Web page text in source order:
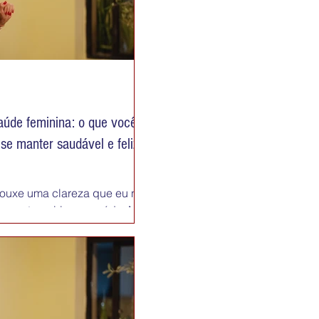
feminina: o que você
manter saudável e feliz
uma clareza que eu não
terceirizar a saúde. Não
sobrar energia ou
ou a vida escolhe
sente que vive no
mundo menos de si,
perfeição. Busque
que faça sentido. E